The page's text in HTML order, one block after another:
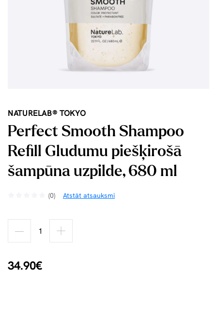
NATURELAB® TOKYO
Perfect Smooth Shampoo
Refill Gludumu piešķirošā
šampūna uzpilde, 680 ml
(0) Atstāt atsauksmi
34.90€